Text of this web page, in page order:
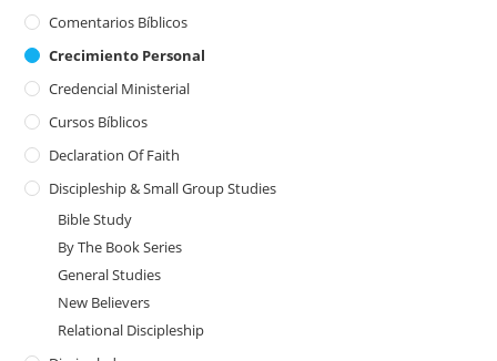
Comentarios Bíblicos
Crecimiento Personal
Credencial Ministerial
Cursos Bíblicos
Declaration Of Faith
Discipleship & Small Group Studies
Bible Study
By The Book Series
General Studies
New Believers
Relational Discipleship